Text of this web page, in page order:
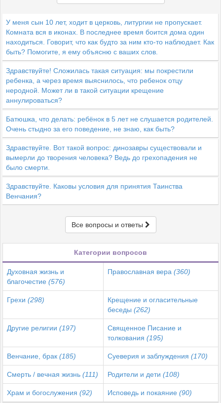
У меня сын 10 лет, ходит в церковь, литургии не пропускает.
Комната вся в иконах. В последнее время боится дома один
находиться. Говорит, что как будто за ним кто-то наблюдает. Как
быть? Помогите, я ему объясню с ваших слов.
Здравствуйте! Сложилась такая ситуация: мы покрестили
ребенка, а через время выяснилось, что ребенок отцу
неродной. Может ли в такой ситуации крещение
аннулироваться?
Батюшка, что делать: ребёнок в 5 лет не слушается родителей.
Очень стыдно за его поведение, не знаю, как быть?
Здравствуйте. Вот такой вопрос: динозавры существовали и
вымерли до творения человека? Ведь до грехопадения не
было смерти.
Здравствуйте. Каковы условия для принятия Таинства
Венчания?
Все вопросы и ответы
Категории вопросов
Духовная жизнь и
благочестие (576)
Православная вера (360)
Грехи (298)
Крещение и огласительные
беседы (262)
Другие религии (197)
Священное Писание и
толкования (195)
Венчание, брак (185) Суеверия и заблуждения (170)
Смерть / вечная жизнь (111) Родители и дети (108)
Храм и богослужения (92) Исповедь и покаяние (90)